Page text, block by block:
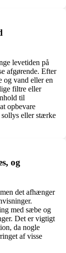
levetiden på
afgørende. Efter
og vand eller en
filtre eller
til
opbevare
eller stærke
og
det afhænger
med sæbe og
Det er vigtigt
da nogle
af visse